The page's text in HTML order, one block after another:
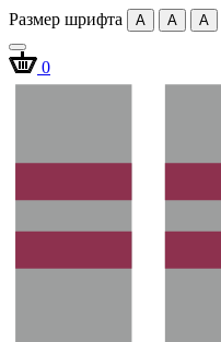
Размер шрифта A A A
0